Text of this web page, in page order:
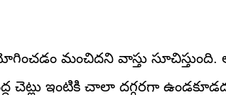
మంచిదని వాస్తు సూచిస్తుంది.
చెట్లు ఇంటికి చాలా దగ్గరగా